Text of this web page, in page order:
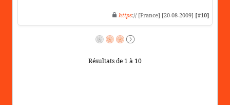
https:// [France] [20-08-2009] [#10]
Résultats de 1 à 10